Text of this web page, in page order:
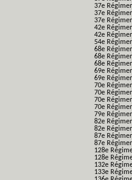
37e
37e
37e
42e
42e
54e
68e
68e
68e
69e
69e
70e
70e
70e
70e
79e
82e
82e
87e
87e
128e
128e
132e
133e